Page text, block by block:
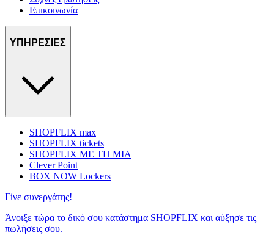
Επικοινωνία
ΥΠΗΡΕΣΙΕΣ
SHOPFLIX max
SHOPFLIX tickets
SHOPFLIX ΜΕ ΤΗ ΜΙΑ
Clever Point
BOX NOW Lockers
Γίνε συνεργάτης!
Άνοιξε τώρα το δικό σου κατάστημα SHOPFLIX και αύξησε τις
πωλήσεις σου.